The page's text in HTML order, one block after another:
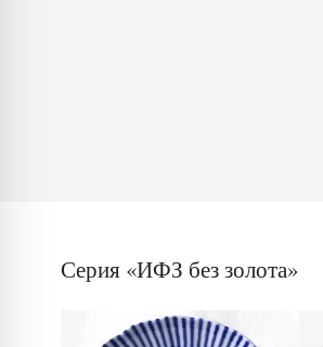
Серия «ИФЗ без золота»